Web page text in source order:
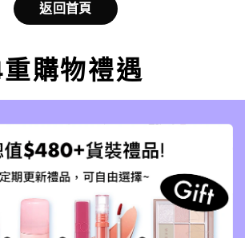
返回首頁
購物禮遇